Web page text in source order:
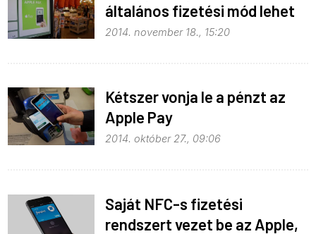
általános fizetési mód lehet
2014. november 18., 15:20
Kétszer vonja le a pénzt az
Apple Pay
2014. október 27., 09:06
Saját NFC-s fizetési
rendszert vezet be az Apple,